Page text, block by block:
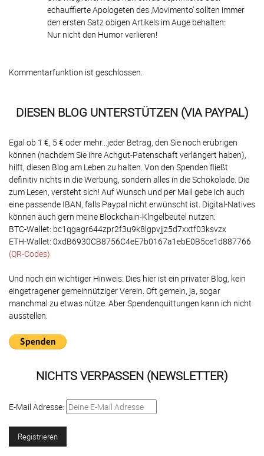
echauffierte Apologeten des ‚Movimento‘ sollten immer
den ersten Satz obigen Artikels im Auge behalten:
Nur nicht den Humor verlieren!
Kommentarfunktion ist geschlossen.
DIESEN BLOG UNTERSTÜTZEN (VIA PAYPAL)
Egal ob 1 €, 5 € oder mehr...jeder Betrag, den Sie noch erübrigen
können (nachdem Sie ihre Achgut-Patenschaft verlängert haben),
hilft, diesen Blog am Leben zu halten. Von den Spenden fließt
definitiv nichts in die Werbung, sondern alles in die Schokolade. Die
zum Lesen, versteht sich! Auf Wunsch und per Mail gebe ich auch
eine passende IBAN, falls Paypal nicht erwünscht ist. Digital-Natives
können auch gern meine Blockchain-Klngelbeutel nutzen:
BTC-Wallet: bc1qgagr644zpr2f3u9k8lgpvjjz5d7xxtf03ksvzx
ETH-Wallet: 0xdB6930CB8756C4eE7b0167a1ebE0B5ce1d887766
(QR-Codes)
Und noch ein wichtiger Hinweis: Dies hier ist ein privater Blog, kein
eingetragener gemeinnütziger Verein. Oft gemein, ja, sogar
manchmal zu etwas nütze. Aber Spendenquittungen kann ich nicht
ausstellen.
NICHTS VERPASSEN (NEWSLETTER)
E-Mail Adresse: